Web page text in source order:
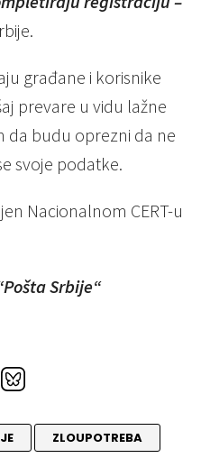
građane i korisnike
prevare u vidu lažne
da budu oprezni da ne
svoje podatke.
Nacionalnom CERT-u
Srbije“
ZLOUPOTREBA